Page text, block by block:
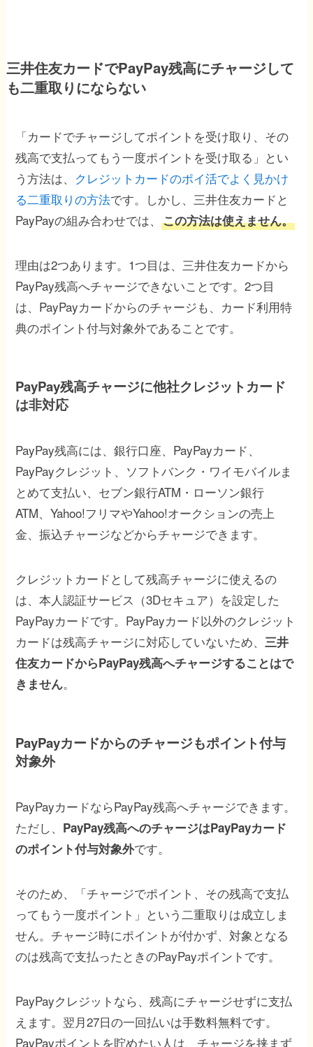
三井住友カードでPayPay残高にチャージして
も二重取りにならない
「カードでチャージしてポイントを受け取り、その
残高で支払ってもう一度ポイントを受け取る」とい
う方法は、 クレジットカードのポイ活でよく見かけ
る二重取りの方法です。しかし、三井住友カードと
PayPayの組み合わせでは、この方法は使えません。
理由は2つあります。1つ目は、三井住友カードから
PayPay残高へチャージできないことです。2つ目
は、PayPayカードからのチャージも、カード利用特
典のポイント付与対象外であることです。
PayPay残高チャージに他社クレジットカード
は非対応
PayPay残高には、銀行口座、PayPayカード、
PayPayクレジット、ソフトバンク・ワイモバイルま
とめて支払い、セブン銀行ATM・ローソン銀行
ATM、Yahoo!フリマやYahoo!オークションの売上
金、振込チャージなどからチャージできます。
クレジットカードとして残高チャージに使えるの
は、本人認証サービス（3Dセキュア）を設定した
PayPayカードです。PayPayカード以外のクレジット
カードは残高チャージに対応していないため、三井
住友カードからPayPay残高へチャージすることはで
きません。
PayPayカードからのチャージもポイント付与
対象外
PayPayカードならPayPay残高へチャージできます。
ただし、 PayPay残高へのチャージはPayPayカード
のポイント付与対象外です。
そのため、「チャージでポイント、その残高で支払
ってもう一度ポイント」という二重取りは成立しま
せん。チャージ時にポイントが付かず、対象となる
のは残高で支払ったときのPayPayポイントです。
PayPayクレジットなら、残高にチャージせずに支払
えます。翌月27日の一回払いは手数料無料です。
PayPayポイントを貯めたい人は、チャージを挟まず